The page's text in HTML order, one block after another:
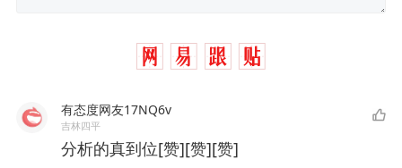
有态度网友17NQ6v
吉林四平
分析的真到位[赞][赞][赞]